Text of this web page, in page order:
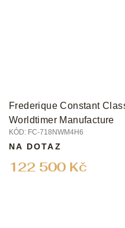
Frederique Constant
Worldtimer Manufacture
KÓD: FC-718NWM4H6
122 500 Kč
NA DOTAZ